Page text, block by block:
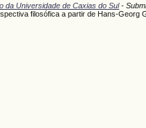
da Universidade de Caxias do Sul-
filosófica a partir de Hans-Georg